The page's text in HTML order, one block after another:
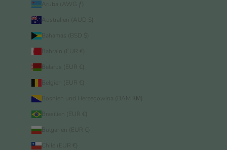
Aruba (AWG ƒ)
Australien (AUD $)
Bahamas (BSD $)
Bahrain (EUR €)
Belarus (EUR €)
Belgien (EUR €)
Bosnien und Herzegowina (BAM КМ)
Brasilien (EUR €)
Bulgarien (EUR €)
Chile (EUR €)